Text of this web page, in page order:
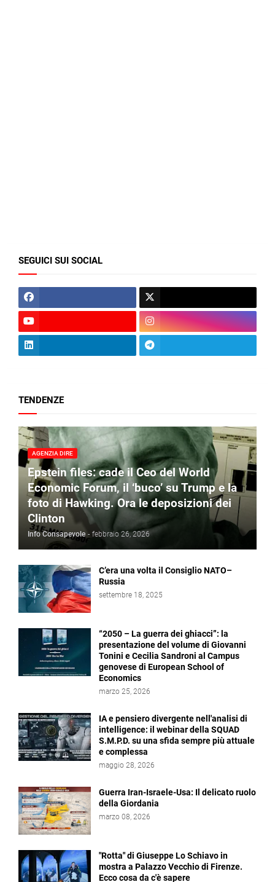
SEGUICI SUI SOCIAL
TENDENZE
AGENZIA DIRE
Epstein files: cade il Ceo del World
Economic Forum, il ‘buco’ su Trump e la
foto di Hawking. Ora le deposizioni dei
Clinton
Info Consapevole - febbraio 26, 2026
C’era una volta il Consiglio NATO–
Russia
settembre 18, 2025
“2050 – La guerra dei ghiacci”: la
presentazione del volume di Giovanni
Tonini e Cecilia Sandroni al Campus
genovese di European School of
Economics
marzo 25, 2026
IA e pensiero divergente nell'analisi di
intelligence: il webinar della SQUAD
S.M.P.D. su una sfida sempre più attuale
e complessa
maggio 28, 2026
Guerra Iran-Israele-Usa: Il delicato ruolo
della Giordania
marzo 08, 2026
"Rotta" di Giuseppe Lo Schiavo in
mostra a Palazzo Vecchio di Firenze.
Ecco cosa da c'è sapere